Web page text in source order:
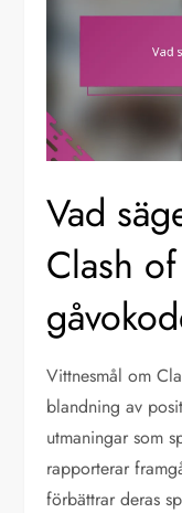
Vad
Clash
Vittnesmål om
blandning av
utmaningar som
rapporterar
förbättrar deras